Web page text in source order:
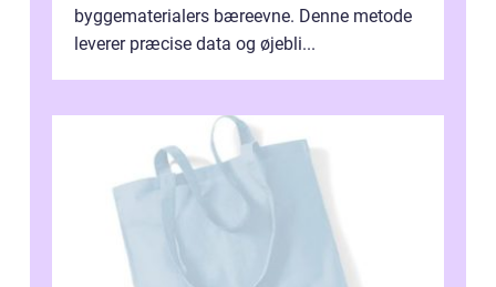
byggematerialers bæreevne. Denne metode
leverer præcise data og øjebli...